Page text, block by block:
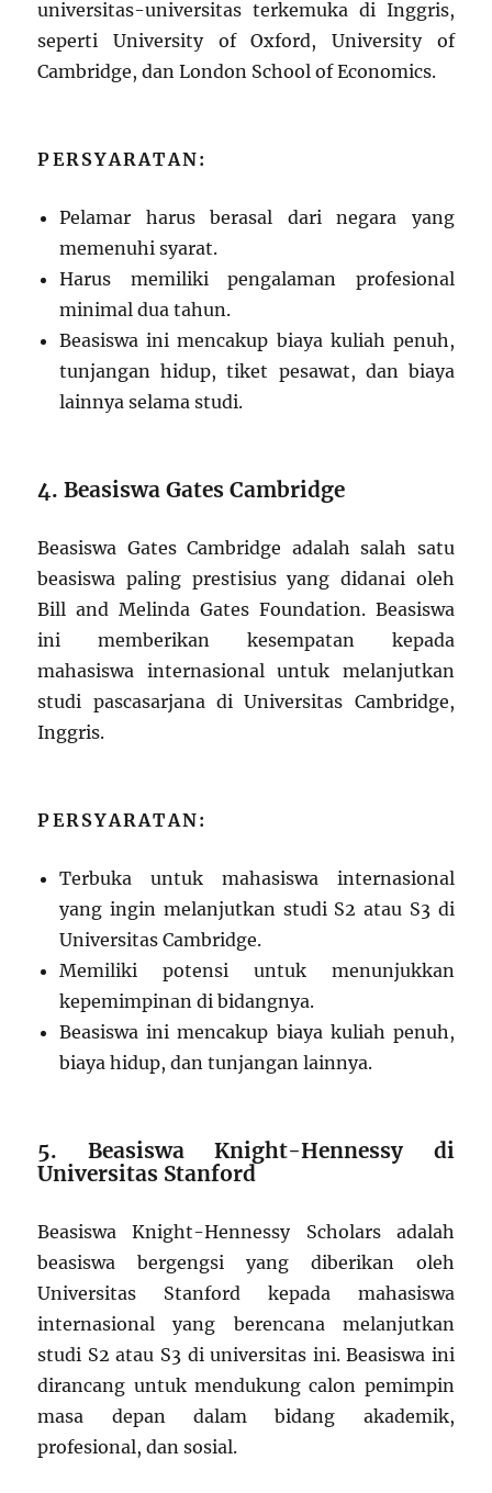
universitas-universitas terkemuka di Inggris,
seperti University of Oxford, University of
Cambridge, dan London School of Economics.
PERSYARATAN:
Pelamar harus berasal dari negara yang
memenuhi syarat.
Harus memiliki pengalaman profesional
minimal dua tahun.
Beasiswa ini mencakup biaya kuliah penuh,
tunjangan hidup, tiket pesawat, dan biaya
lainnya selama studi.
4. Beasiswa Gates Cambridge
Beasiswa Gates Cambridge adalah salah satu
beasiswa paling prestisius yang didanai oleh
Bill and Melinda Gates Foundation. Beasiswa
ini memberikan kesempatan kepada
mahasiswa internasional untuk melanjutkan
studi pascasarjana di Universitas Cambridge,
Inggris.
PERSYARATAN:
Terbuka untuk mahasiswa internasional
yang ingin melanjutkan studi S2 atau S3 di
Universitas Cambridge.
Memiliki potensi untuk menunjukkan
kepemimpinan di bidangnya.
Beasiswa ini mencakup biaya kuliah penuh,
biaya hidup, dan tunjangan lainnya.
5. Beasiswa Knight-Hennessy di
Universitas Stanford
Beasiswa Knight-Hennessy Scholars adalah
beasiswa bergengsi yang diberikan oleh
Universitas Stanford kepada mahasiswa
internasional yang berencana melanjutkan
studi S2 atau S3 di universitas ini. Beasiswa ini
dirancang untuk mendukung calon pemimpin
masa depan dalam bidang akademik,
profesional, dan sosial.